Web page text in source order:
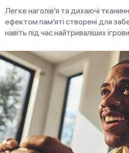
Легке наголів’я та дихаючі
ефектом пам’яті створені для
навіть під час найтриваліших